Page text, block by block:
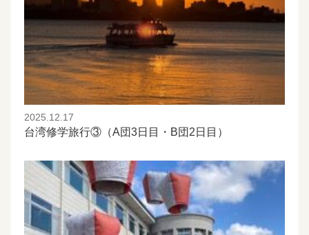
2025.12.17
台湾修学旅行③（A団3日目・B団2日目）